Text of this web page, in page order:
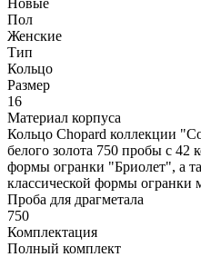
Пол
Женские
Тип
Кольцо
Размер
16
Материал корпуса
Кольцо Chopard коллекции
белого золота 750 пробы с
формы огранки "Бриолет", а
классической формы огранки
Проба для драгметала
750
Комплектация
Полный комплект